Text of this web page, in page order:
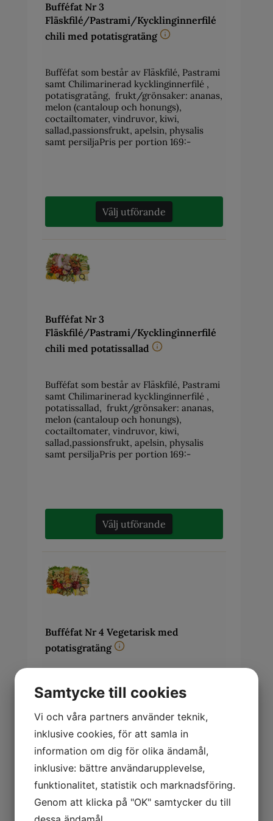
Bufféfat Nr 3
Fläskfilé/Pastrami/Kycklinginnerfilé
chili med potatisgratäng
Bufféfat som består av Fläskfilé, Pastrami
samt Chilimarinerad kycklinginnerfilé ,
potatisgratäng, frukt/grönsaker: ananas,
melon (cantaloup och honungs),
coctailtomater, vindruvor, kiwi,
sallad,passionsfrukt, apelsin, physalis
samt persiljaPris per portion 169:-
Välj utförande
Bufféfat Nr 3
Fläskfilé/Pastrami/Kycklinginnerfilé
chili med potatissallad
Bufféfat som består av Fläskfilé, Pastrami
samt Chilimarinerad kycklinginnerfilé ,
potatissallad, frukt/grönsaker: ananas,
melon (cantaloup och honungs),
coctailtomater, vindruvor, kiwi,
sallad,passionsfrukt, apelsin, physalis
samt persiljaPris per portion 169:-
Välj utförande
Bufféfat Nr 4 Vegetarisk med
potatisgratäng
Bufféfat som består av Tzay spett,
Falafelbulle samt Kikärt morotsbiff ,
melon (cantaloup och honungs),
coctailtomater, vindruvor, kiwi,
sallad,passionsfrukt, apelsin, physalis
samt persiljaPris per portion 169:-
Samtycke till cookies
Vi och våra partners använder teknik,
inklusive cookies, för att samla in
information om dig för olika ändamål,
inklusive: bättre användarupplevelse,
funktionalitet, statistik och marknadsföring.
Genom att klicka på "OK" samtycker du till